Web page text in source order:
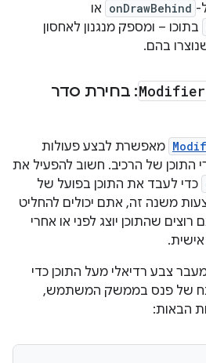
onDrawBehind או
בתוכו – ומספק מנגנון לאחסון
בהם.
Modifier: בחירת סדר
מאפשרת לבצע פעולות
התוכן של הרכיב. חשוב להפעיל את
כדי לעבד את התוכן בפועל של
משנה זה, אתם יכולים להחליט
שהתוכן יוצג לפני או אחרי
צבע רדיאלי מעל התוכן כדי
של פנס בממשק המשתמש,
הבאות: